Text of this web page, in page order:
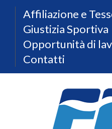
Affiliazione e
Giustizia Sportiva
Opportunità di
Contatti